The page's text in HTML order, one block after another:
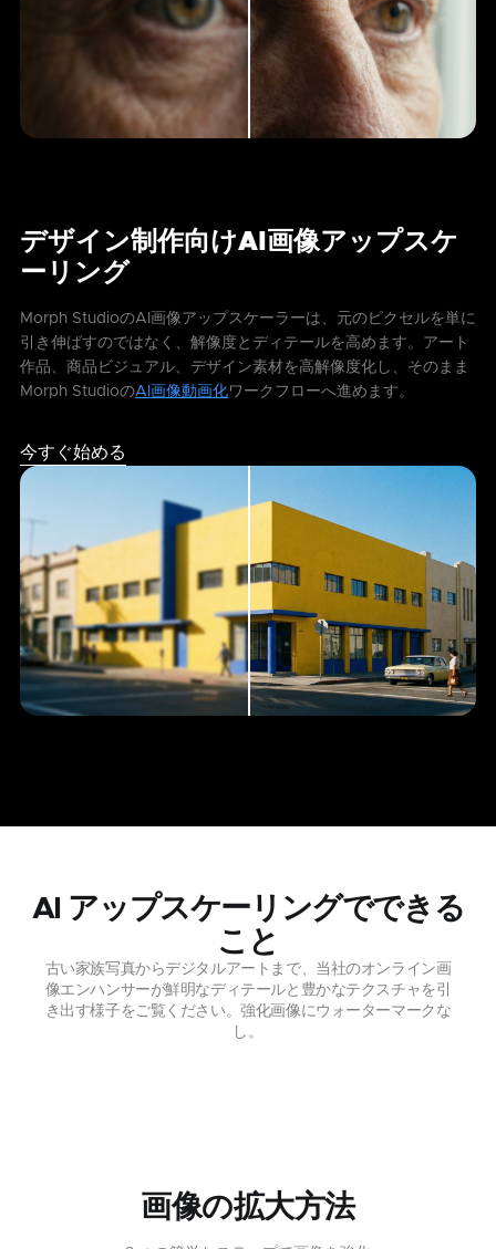
デザイン制作向けAI画像アップスケ
ーリング
Morph StudioのAI画像アップスケーラーは、元のピクセルを単に
引き伸ばすのではなく、解像度とディテールを高めます。アート
作品、商品ビジュアル、デザイン素材を高解像度化し、そのまま
Morph StudioのAI画像動画化ワークフローへ進めます。
今すぐ始める
AI アップスケーリングでできる
こと
古い家族写真からデジタルアートまで、当社のオンライン画
像エンハンサーが鮮明なディテールと豊かなテクスチャを引
き出す様子をご覧ください。強化画像にウォーターマークな
し。
画像の拡大方法